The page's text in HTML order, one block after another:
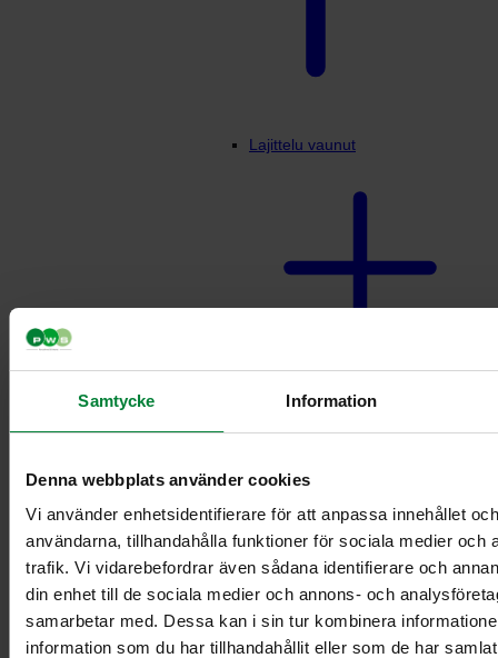
Samtycke Information
Denna webbplats använder cookies
Vi använder enhetsidentifierare för att anpassa innehållet
användarna, tillhandahålla funktioner för sociala medier och
trafik. Vi vidarebefordrar även sådana identifierare och
din enhet till de sociala medier och annons- och
samarbetar med. Dessa kan i sin tur kombinera
information som du har tillhandahållit eller som de har
Lajittelu vaunut
Vaunuteline 3-4
säiliöille
Kuutonen plus
Nelikko
Nelikko plus
Seitsikko
Seitsikko plus